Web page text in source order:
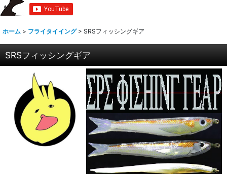
ホーム > フライタイイング > SRSフィッシングギア
SRSフィッシングギア